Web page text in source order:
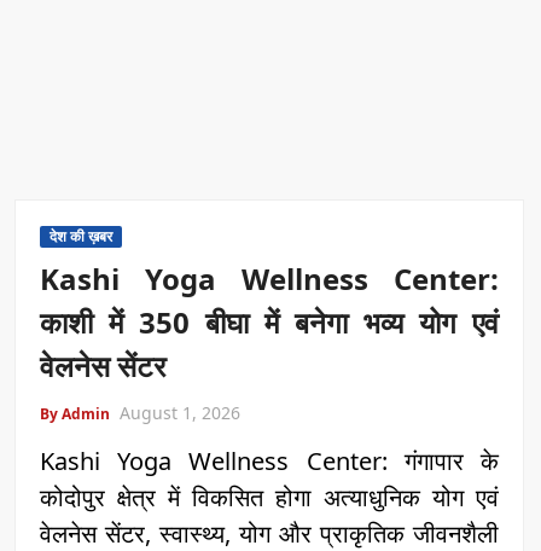
देश की ख़बर
Kashi Yoga Wellness Center:
काशी में 350 बीघा में बनेगा भव्य योग एवं
वेलनेस सेंटर
By Admin August 1, 2026
Kashi Yoga Wellness Center: गंगापार के
कोदोपुर क्षेत्र में विकसित होगा अत्याधुनिक योग एवं
वेलनेस सेंटर, स्वास्थ्य, योग और प्राकृतिक जीवनशैली